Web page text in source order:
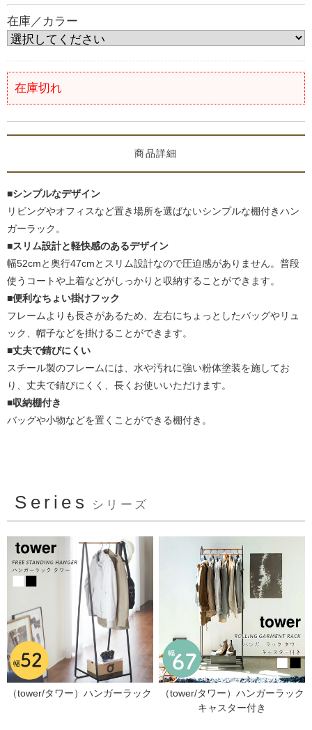
在庫／カラー
在庫切れ
商品詳細
■シンプルなデザイン
リビングやオフィスなど置き場所を選ばないシンプルな棚付きハン
ガーラック。
■スリム設計と軽快感のあるデザイン
幅52cmと奥行47cmとスリム設計なので圧迫感がありません。普段
使うコートや上着などがしっかりと収納することができます。
■便利なちょい掛けフック
フレームよりも長さがあるため、左右にちょっとしたバッグやリュ
ック、帽子などを掛けることができます。
■丈夫で錆びにくい
スチール製のフレームには、水や汚れに強い粉体塗装を施してお
り、丈夫で錆びにくく、長くお使いいただけます。
■収納棚付き
バッグや小物などを置くことができる棚付き。
Series シリーズ
（tower/タワー）ハンガーラック
（tower/タワー）ハンガーラック
キャスター付き